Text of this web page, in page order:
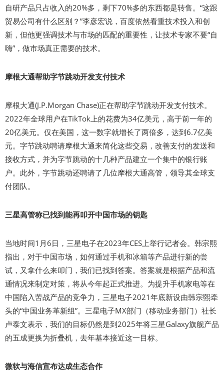
自研产品只占收入的20%多，剩下70%多的东西都是转售。“这跟
贸易公司有什么区别？”李彦宏说，百度依然看重技术投入和创
新，但他更强调技术与市场的匹配的重要性，让技术专家不要“自
嗨”，做市场真正需要的技术。
摩根大通帮助字节跳动开发支付技术
摩根大通(J.P.Morgan Chase)正在帮助字节跳动开发支付技术。
2022年全球用户在TikTok上的花费为34亿美元，高于前一年的
20亿美元。仅在美国，这一数字就增长了两倍多，达到6.7亿美
元。字节跳动聘请摩根大通来简化这些交易，改善支付的发送和
接收方式，并为字节跳动的十几种产品建立一个集中的银行账
户。此外，字节跳动还聘请了几位摩根大通高管，领导其全球支
付团队。
三星高管称已找到能再叩开中国市场的钥匙
当地时间1月6日，三星电子在2023年CES上举行记者会。韩宗熙
指出，对于中国市场，如何通过手机和冰箱等产品进行新的尝
试，又拿什么来叩门，我们已找到答案。答案就是根据产品和流
通情况来制定对策，将从今年起正式推进。为提升手机家电等在
中国陷入苦战产品的竞争力，三星电子2021年底新设由韩宗熙牵
头的“中国业务革新组”。三星电子MX部门（移动业务部门）社长
卢泰文表示，我们的目标仍然是到2025年将三星Galaxy旗舰产品
的五成更换为折叠机，去年基本接近这一目标。
微软与海信宣布达成生态合作